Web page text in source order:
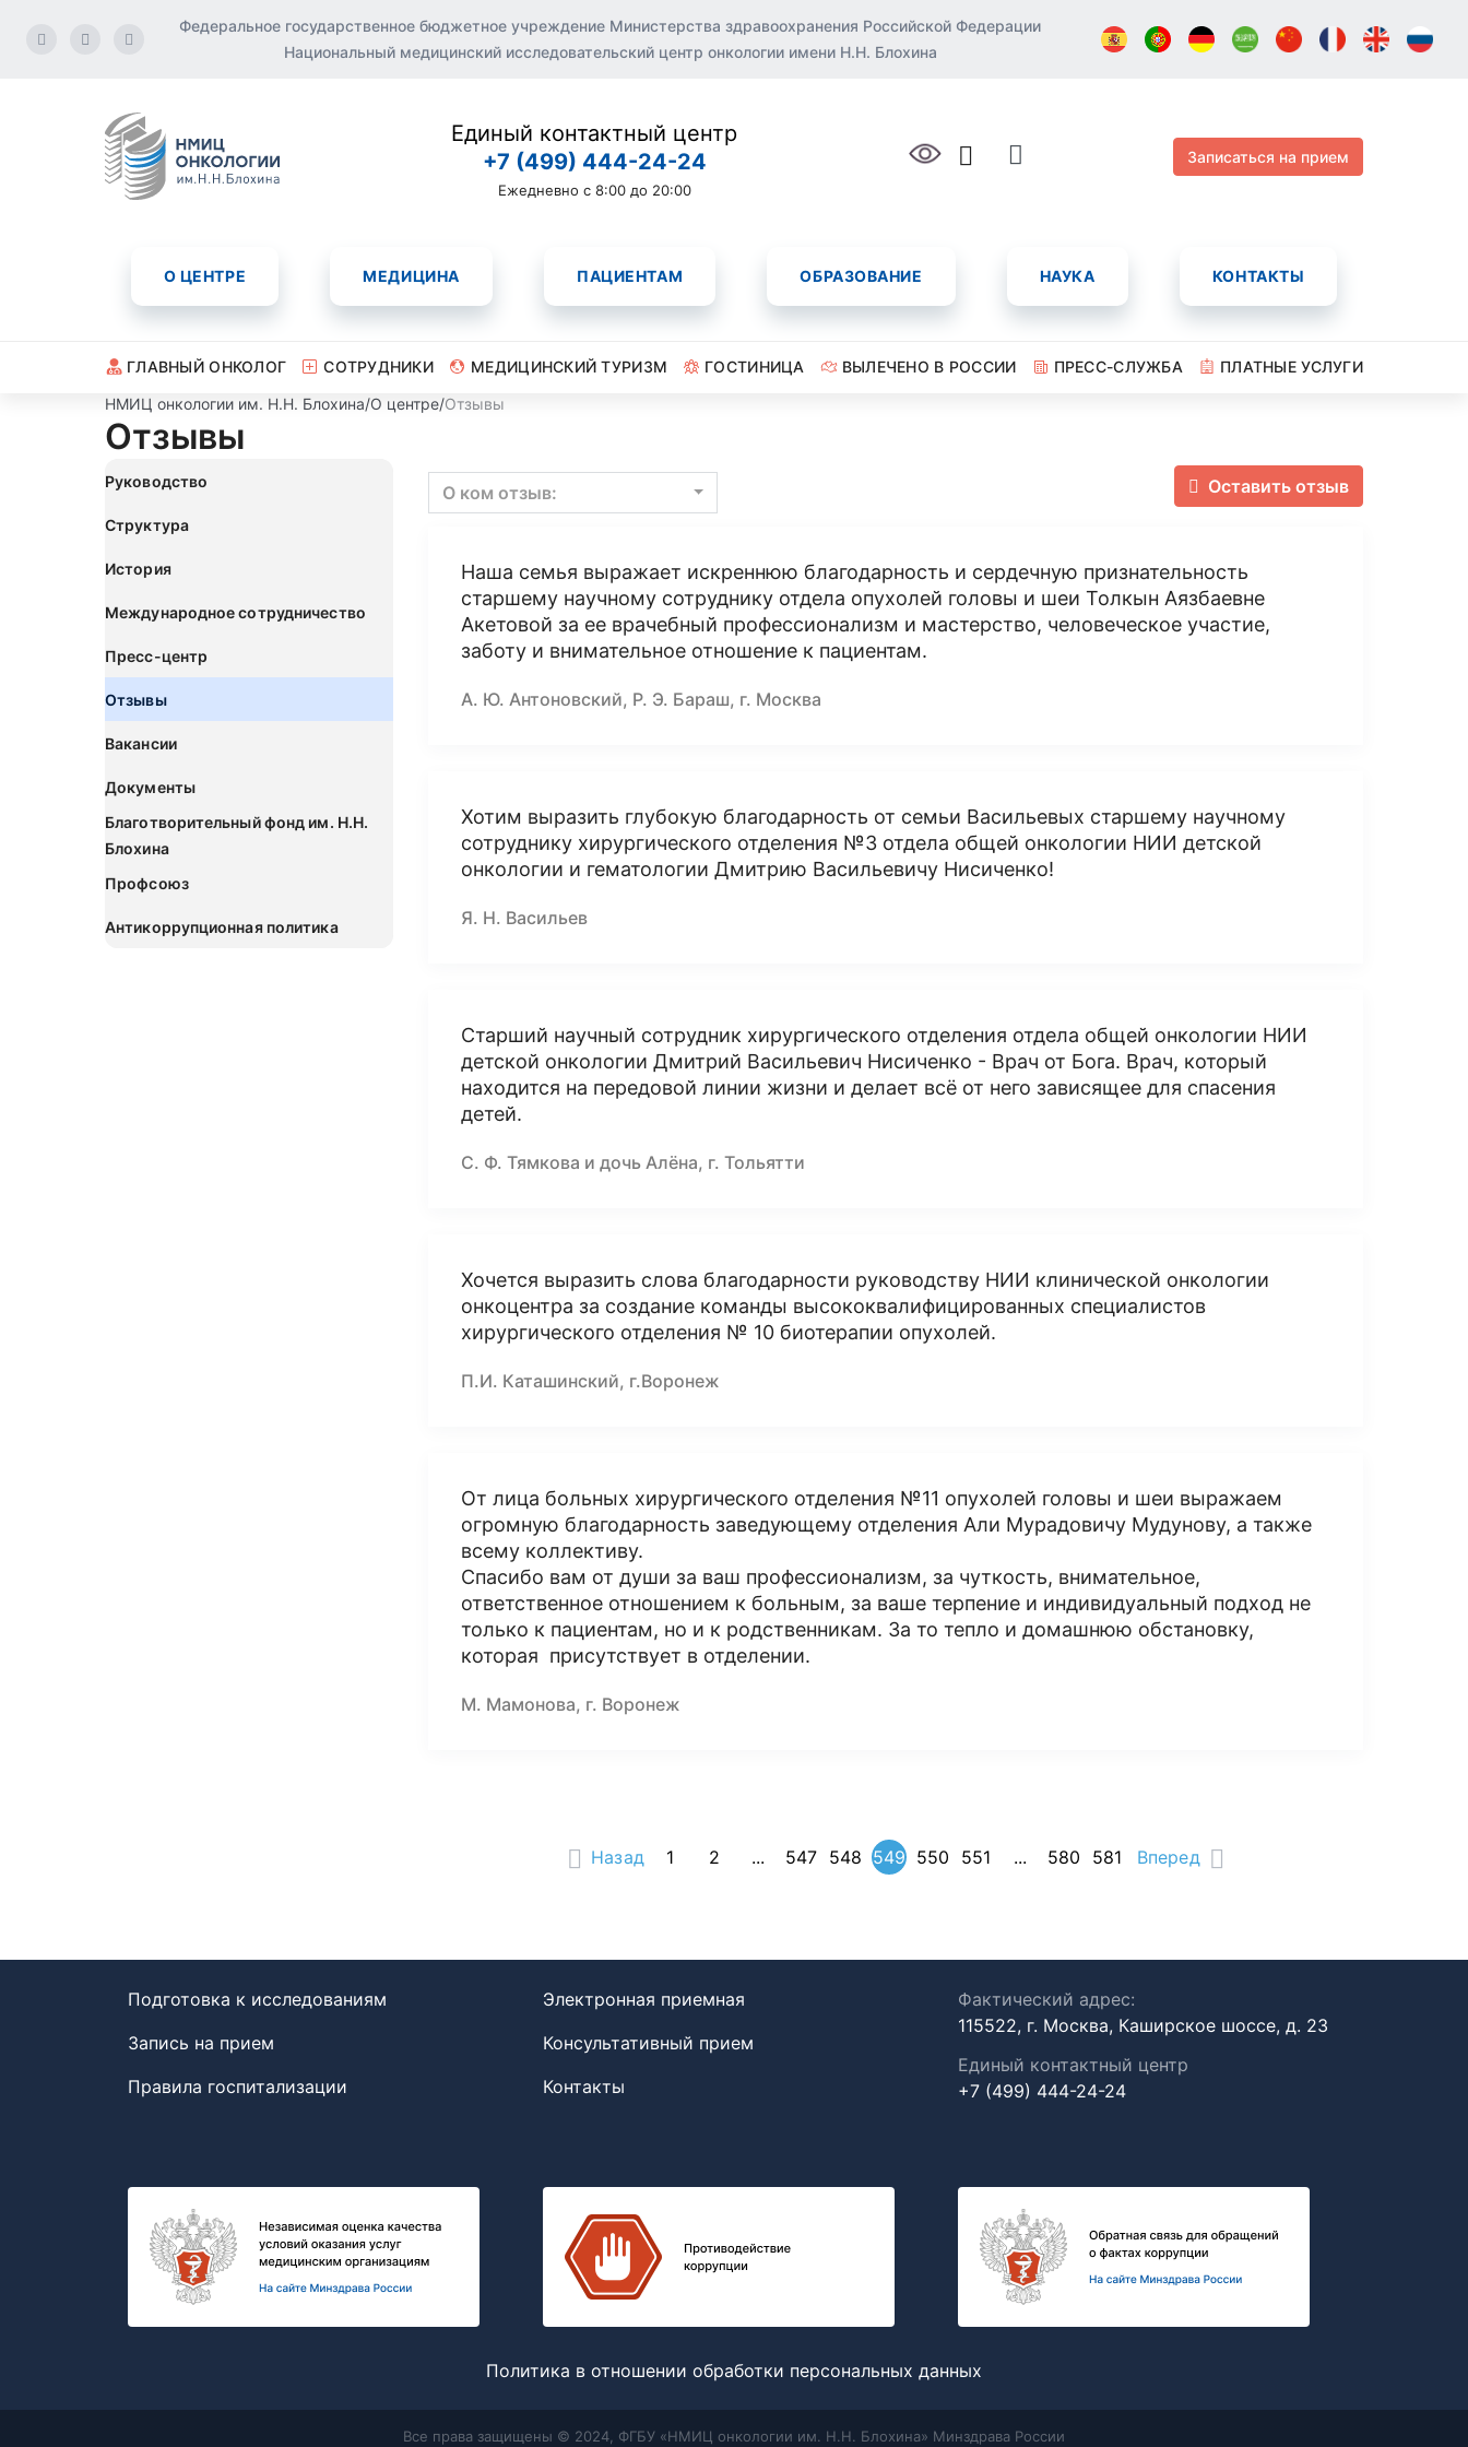
Федеральное государственное бюджетное учреждение Министерства здравоохранения Российской Федерации
Национальный медицинский исследовательский центр онкологии имени Н.Н. Блохина
Единый контактный центр
+7 (499) 444-24-24
Ежедневно с 8:00 до 20:00
Записаться на прием
О ЦЕНТРЕ МЕДИЦИНА ПАЦИЕНТАМ ОБРАЗОВАНИЕ НАУКА КОНТАКТЫ
ГЛАВНЫЙ ОНКОЛОГ СОТРУДНИКИ МЕДИЦИНСКИЙ ТУРИЗМ ГОСТИНИЦА ВЫЛЕЧЕНО В РОССИИ ПРЕСС-СЛУЖБА
ПЛАТНЫЕ УСЛУГИ
НМИЦ онкологии им. Н.Н. Блохина/О центре/Отзывы
Отзывы
Руководство
Структура
История
Международное сотрудничество
Пресс-центр
Отзывы
Вакансии
Документы
Благотворительный фонд им. Н.Н.
Блохина
Профсоюз
Антикоррупционная политика
Оставить отзыв
О ком отзыв:
Наша семья выражает искреннюю благодарность и сердечную признательность
старшему научному сотруднику отдела опухолей головы и шеи Толкын Аязбаевне
Акетовой за ее врачебный профессионализм и мастерство, человеческое участие,
заботу и внимательное отношение к пациентам.
А. Ю. Антоновский, Р. Э. Бараш, г. Москва
Хотим выразить глубокую благодарность от семьи Васильевых старшему научному
сотруднику хирургического отделения №3 отдела общей онкологии НИИ детской
онкологии и гематологии Дмитрию Васильевичу Нисиченко!
Я. Н. Васильев
Старший научный сотрудник хирургического отделения отдела общей онкологии НИИ
детской онкологии Дмитрий Васильевич Нисиченко - Врач от Бога. Врач, который
находится на передовой линии жизни и делает всё от него зависящее для спасения
детей.
С. Ф. Тямкова и дочь Алёна, г. Тольятти
Хочется выразить слова благодарности руководству НИИ клинической онкологии
онкоцентра за создание команды высококвалифицированных специалистов
хирургического отделения № 10 биотерапии опухолей.
П.И. Каташинский, г.Воронеж
От лица больных хирургического отделения №11 опухолей головы и шеи выражаем
огромную благодарность заведующему отделения Али Мурадовичу Мудунову, а также
всему коллективу.
Спасибо вам от души за ваш профессионализм, за чуткость, внимательное,
ответственное отношением к больным, за ваше терпение и индивидуальный подход не
только к пациентам, но и к родственникам. За то тепло и домашнюю обстановку,
которая присутствует в отделении.
М. Мамонова, г. Воронеж
Назад 1 2 ... 547 548 549 550 551 ... 580 581 Вперед
Подготовка к исследованиям
Запись на прием
Правила госпитализации
Электронная приемная
Консультативный прием
Контакты
Фактический адрес:
115522, г. Москва, Каширское шоссе, д. 23
Единый контактный центр
+7 (499) 444-24-24
Политика в отношении обработки персональных данных
Все права защищены © 2024, ФГБУ «НМИЦ онкологии им. Н.Н. Блохина» Минздрава России